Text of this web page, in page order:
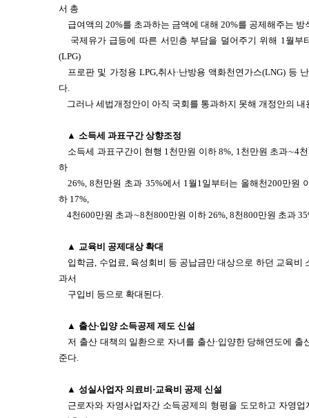
서 총
급여액의 20%를 초과하는 금액에 대해 20%를 공제해주는 방
국제유가 급등에 따른 서민층 부담을 덜어주기 위해 1월
(LPG)
프로판 및 가정용 LPG,취사·난방용 액화천연가스(LNG) 등
다.
그러나 세법개정안이 아직 국회를 통과하지 못해 개정안의
▲ 소득세 과표구간 상향조정
소득세 과표구간이 현행 1천만원 이하 8%, 1천만원 초과∼4
하
26%, 8천만원 초과 35%에서 1월1일부터는 올해천200만원
하 17%,
4천600만원 초과∼8천800만원 이하 26%, 8천800만원 초과
▲ 교육비 공제대상 확대
입학금, 수업료, 육성회비 등 공납금만 대상으로 하던 교육비
과서
구입비 등으로 확대된다.
▲ 출산·입양 소득공제 제도 신설
저 출산 대책의 일환으로 자녀를 출산·입양한 당해연도에 출
준다.
▲ 성실사업자 의료비·교육비 공제 신설
근로자와 자영사업자간 소득공제의 형평을 도모하고 자영